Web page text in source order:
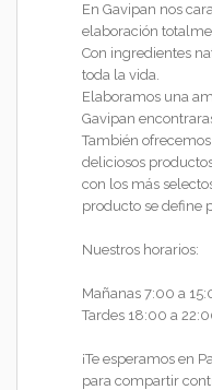
En Gavipan nos
elaboración
Con ingredientes
toda la vida.
Elaboramos una
Gavipan
También
deliciosos
con los más
producto se define
Nuestros horarios:
Mañanas 7:00 a
Tardes 18:00 a
¡Te esperamos en
para compartir